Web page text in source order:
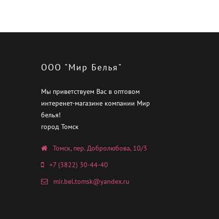
ООО "Мир Белья"
Мы приветствуем Вас в оптовом
интеренет-магазине компании Мир
белья!
город Томск
Томск, пер. Добролюбова, 10/3
+7 (3822) 30-44-40
mir.bel.tomsk@yandex.ru